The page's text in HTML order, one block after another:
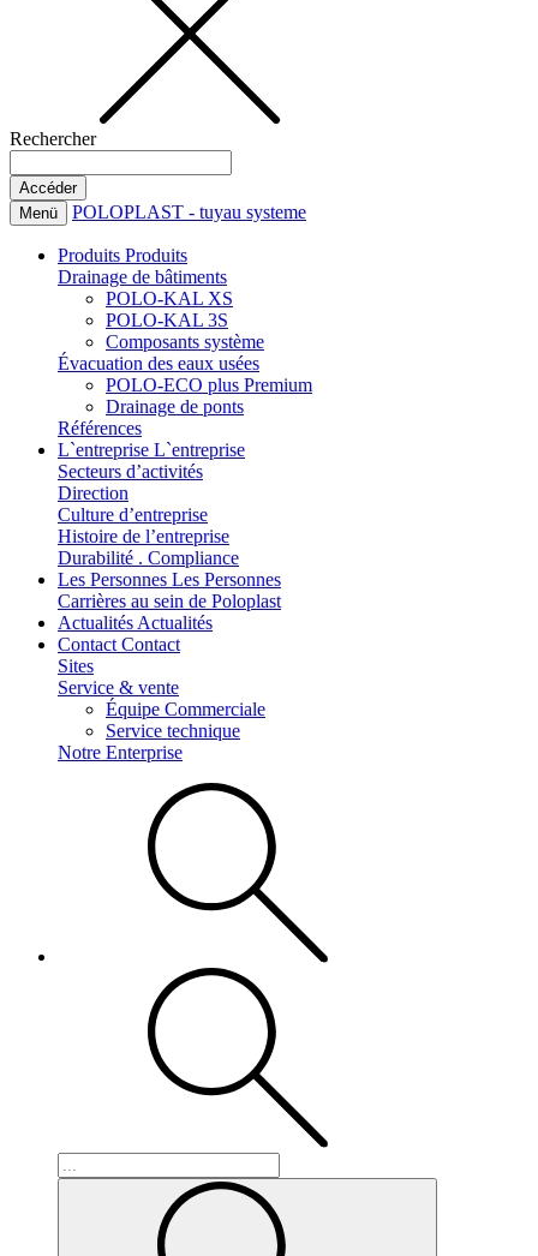
Rechercher
Menü POLOPLAST - tuyau systeme
Produits Produits
Drainage de bâtiments
POLO-KAL XS
POLO-KAL 3S
Composants système
Évacuation des eaux usées
POLO-ECO plus Premium
Drainage de ponts
Références
L`entreprise L`entreprise
Secteurs d’activités
Direction
Culture d’entreprise
Histoire de l’entreprise
Durabilité . Compliance
Les Personnes Les Personnes
Carrières au sein de Poloplast
Actualités Actualités
Contact Contact
Sites
Service & vente
Équipe Commerciale
Service technique
Notre Enterprise